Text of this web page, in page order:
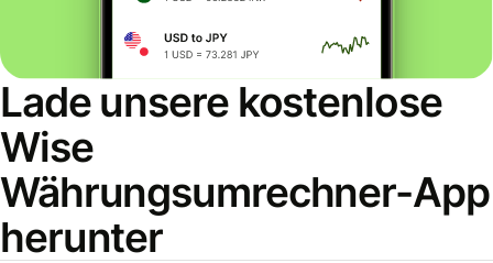
Lade unsere kostenlose
Wise
Währungsumrechner-App
herunter